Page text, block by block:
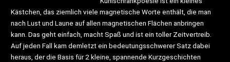
Kästchen, das ziemlich viele magnetische Worte enthält, die man
nach Lust und Laune auf allen magnetischen Flächen anbringen
kann. Das geht einfach, macht Spaß und ist ein toller Zeitvertreib.
Auf jeden Fall kam demletzt ein bedeutungsschwerer Satz dabei
heraus, der die Basis für 2 kleine, spannende Kurzgeschichten